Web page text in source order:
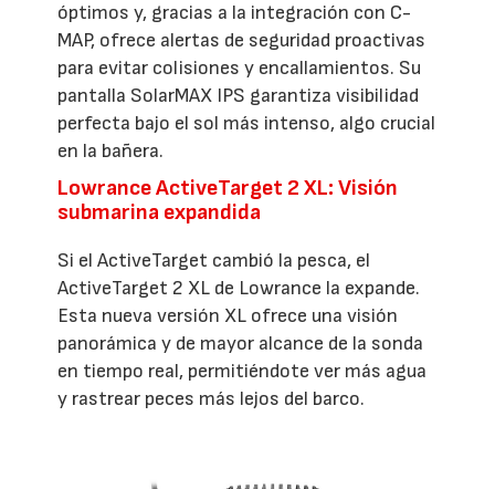
óptimos y, gracias a la integración con C-
MAP, ofrece alertas de seguridad proactivas
para evitar colisiones y encallamientos. Su
pantalla SolarMAX IPS garantiza visibilidad
perfecta bajo el sol más intenso, algo crucial
en la bañera.
Lowrance ActiveTarget 2 XL: Visión
submarina expandida
Si el ActiveTarget cambió la pesca, el
ActiveTarget 2 XL de Lowrance la expande.
Esta nueva versión XL ofrece una visión
panorámica y de mayor alcance de la sonda
en tiempo real, permitiéndote ver más agua
y rastrear peces más lejos del barco.